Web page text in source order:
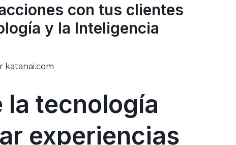
con tus clientes
y la Inteligencia
katanai.com
la tecnología
experiencias